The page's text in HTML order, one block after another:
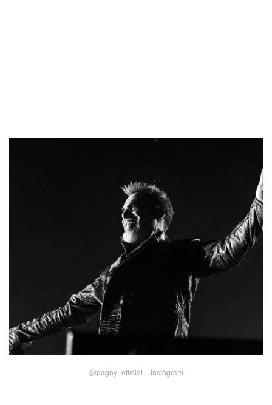
@pagny_officiel – Instagram